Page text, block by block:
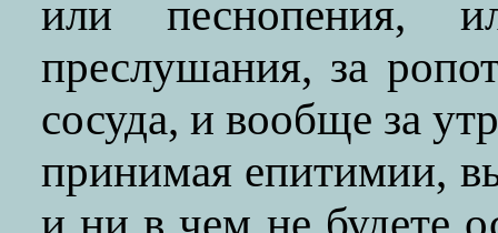
или песнопения,
преслушания, за
сосуда, и вообще за
принимая епитимии,